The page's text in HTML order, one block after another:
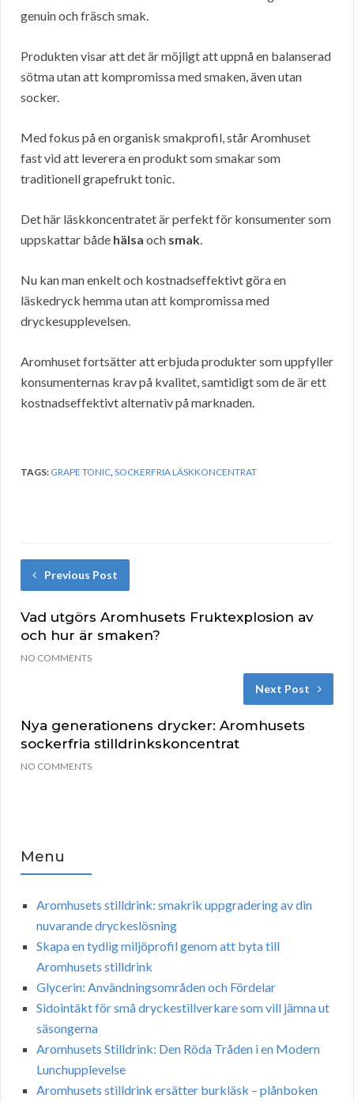
genuin och fräsch smak.
Produkten visar att det är möjligt att uppnå en balanserad
sötma utan att kompromissa med smaken, även utan
socker.
Med fokus på en organisk smakprofil, står Aromhuset
fast vid att leverera en produkt som smakar som
traditionell grapefrukt tonic.
Det här läskkoncentratet är perfekt för konsumenter som
uppskattar både hälsa och smak.
Nu kan man enkelt och kostnadseffektivt göra en
läskedryck hemma utan att kompromissa med
dryckesupplevelsen.
Aromhuset fortsätter att erbjuda produkter som uppfyller
konsumenternas krav på kvalitet, samtidigt som de är ett
kostnadseffektivt alternativ på marknaden.
TAGS: GRAPE TONIC,SOCKERFRIA LÄSKKONCENTRAT
Previous Post
Vad utgörs Aromhusets Fruktexplosion av
och hur är smaken?
NO COMMENTS
Next Post
Nya generationens drycker: Aromhusets
sockerfria stilldrinkskoncentrat
NO COMMENTS
Menu
Aromhusets stilldrink: smakrik uppgradering av din
nuvarande dryckeslösning
Skapa en tydlig miljöprofil genom att byta till
Aromhusets stilldrink
Glycerin: Användningsområden och Fördelar
Sidointäkt för små dryckestillverkare som vill jämna ut
säsongerna
Aromhusets Stilldrink: Den Röda Tråden i en Modern
Lunchupplevelse
Aromhusets stilldrink ersätter burkläsk – plånboken